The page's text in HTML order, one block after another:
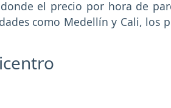
el precio por hora de
como Medellín y Cali, los